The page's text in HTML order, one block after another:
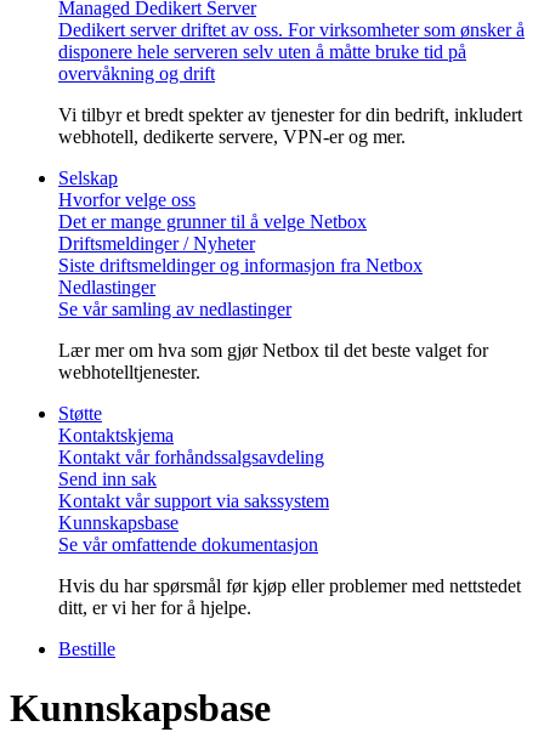
Managed Dedikert Server
Dedikert server driftet av oss. For virksomheter som ønsker å
disponere hele serveren selv uten å måtte bruke tid på
overvåkning og drift
Vi tilbyr et bredt spekter av tjenester for din bedrift, inkludert
webhotell, dedikerte servere, VPN-er og mer.
Selskap
Hvorfor velge oss
Det er mange grunner til å velge Netbox
Driftsmeldinger / Nyheter
Siste driftsmeldinger og informasjon fra Netbox
Nedlastinger
Se vår samling av nedlastinger
Lær mer om hva som gjør Netbox til det beste valget for
webhotelltjenester.
Støtte
Kontaktskjema
Kontakt vår forhåndssalgsavdeling
Send inn sak
Kontakt vår support via sakssystem
Kunnskapsbase
Se vår omfattende dokumentasjon
Hvis du har spørsmål før kjøp eller problemer med nettstedet
ditt, er vi her for å hjelpe.
Bestille
Kunnskapsbase